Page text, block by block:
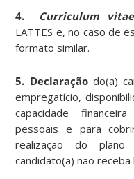
4.
Curriculum vitae
LATTES e, no caso de
formato similar.
5. Declaraçãodo(a)
empregatício,
capacidade
pessoais e para
realização do
candidato(a) não receba